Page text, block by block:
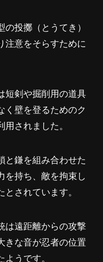
投擲（とうてき）
注意をそらすために
短剣や掘削用の道具
く壁を登るためのク
用されました。
と鎌を組み合わせた
を持ち、敵を拘束し
されています。
は遠距離からの攻撃
きな音が忍者の位置
うです。